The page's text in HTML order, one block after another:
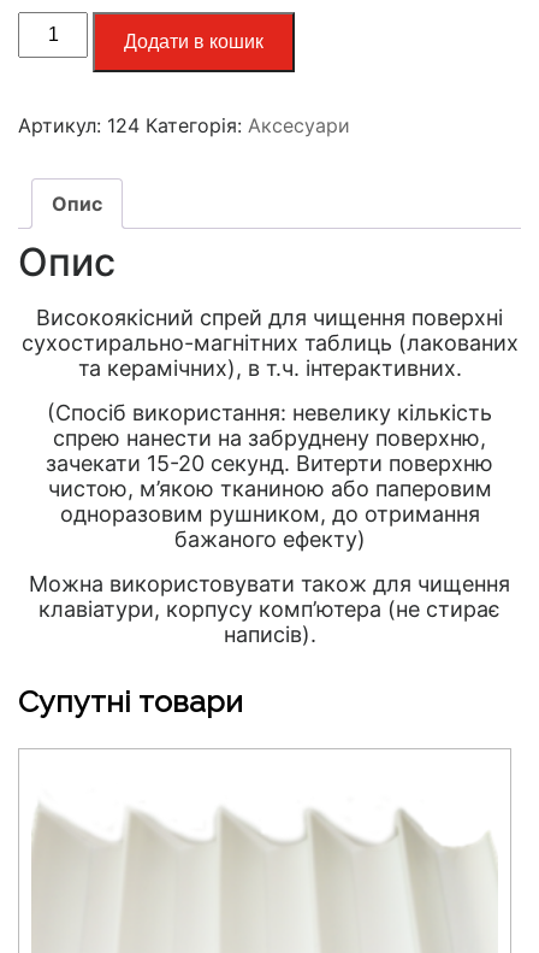
Додати в кошик
Артикул: 124 Категорія: Аксесуари
Опис
Опис
Високоякісний спрей для чищення поверхні
сухостирально-магнітних таблиць (лакованих
та керамічних), в т.ч. інтерактивних.
(Спосіб використання: невелику кількість
спрею нанести на забруднену поверхню,
зачекати 15-20 секунд. Витерти поверхню
чистою, м’якою тканиною або паперовим
одноразовим рушником, до отримання
бажаного ефекту)
Можна використовувати також для чищення
клавіатури, корпусу комп’ютера (не стирає
написів).
Супутні товари